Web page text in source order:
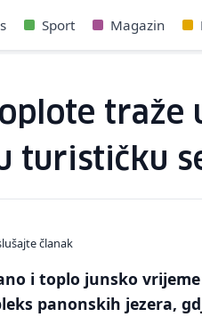
Sport Magazin
turističku
članak
i toplo junsko
panonskih jezera,